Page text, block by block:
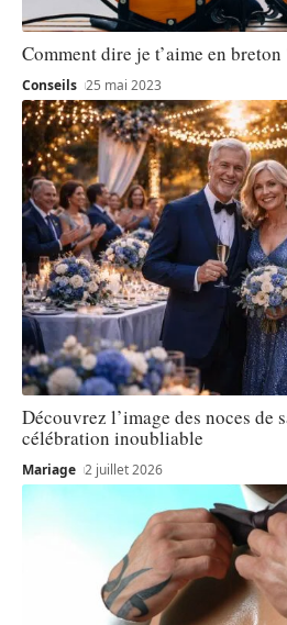
Comment dire je t’aime en breton
Conseils 25 mai 2023
Découvrez l’image des noces de
célébration inoubliable
Mariage 2 juillet 2026